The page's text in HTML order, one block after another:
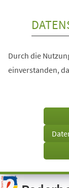
Visuelle
Assistenzsoftware
Durch die
einverstanden,